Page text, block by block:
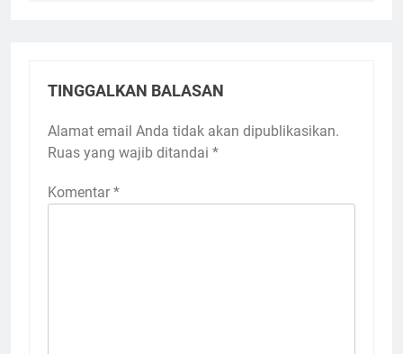
TINGGALKAN BALASAN
Alamat email Anda tidak akan dipublikasikan.
Ruas yang wajib ditandai *
Komentar *